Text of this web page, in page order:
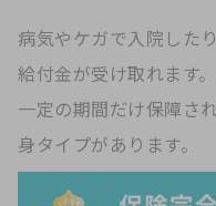
病気やケガで入院した
給付金が受け取れます。
一定の期間だけ保障さ
身タイプがあります。